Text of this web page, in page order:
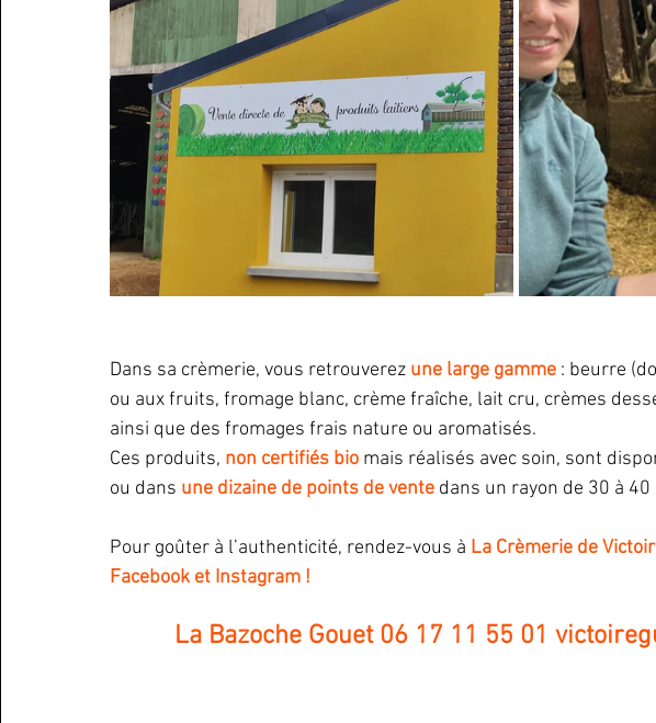
Dans sa crèmerie, vous retrouverez une large gamme : beurre
ou aux fruits, fromage blanc, crème fraîche, lait cru, crèmes
ainsi que des fromages frais nature ou aromatisés.
Ces produits, non certifiés bio mais réalisés avec soin, sont
ou dans une dizaine de points de vente dans un rayon de 30 à 40
Pour goûter à l’authenticité, rendez-vous à La Crèmerie de
Facebook et Instagram !
La Bazoche Gouet 06 17 11 55 01